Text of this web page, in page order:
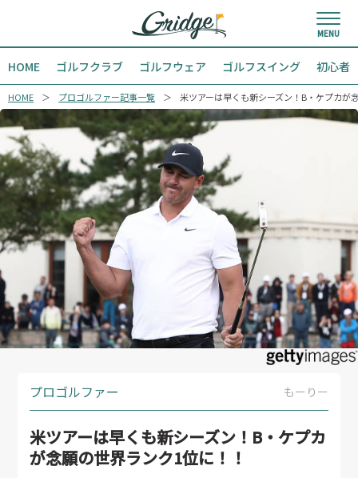
HOME ゴルフクラブ ゴルフウェア ゴルフスイング 初心者
HOME プロゴルファー記事一覧 米ツアーは早くも新シーズン！B・ケプカが
プロゴルファー もーりー
米ツアーは早くも新シーズン！B・ケプカ
が念願の世界ランク1位に！！